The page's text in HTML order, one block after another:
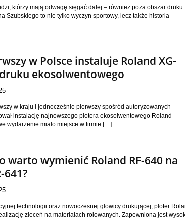
którzy mają odwagę sięgać dalej – również poza obszar druku.
Szubskiego to nie tylko wyczyn sportowy, lecz także historia
w Polsce instaluje Roland XG-
ekosolwentowego
w kraju i jednocześnie pierwszy spośród autoryzowanych
instalację najnowszego plotera ekosolwentowego Roland
wydarzenie miało miejsce w firmie […]
warto wymienić Roland RF-640 na
641?
technologii oraz nowoczesnej głowicy drukującej, ploter
zleceń na materiałach rolowanych. Zapewniona jest